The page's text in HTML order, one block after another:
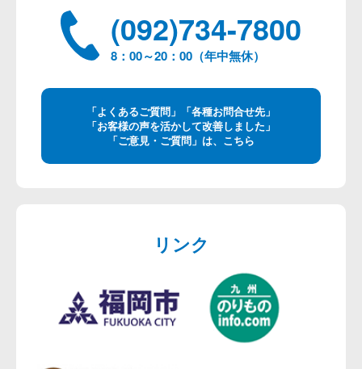
(092)734-7800
8：00～20：00（年中無休）
「よくあるご質問」「各種お問合せ先」
「お客様の声を活かして改善しました」
「ご意見・ご質問」は、こちら
リンク